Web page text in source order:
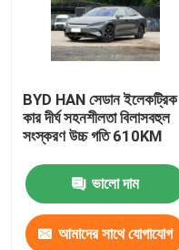
BYD HAN সেডান ইলেকট্রিক
কার দীর্ঘ সহনশীলতা বিলাসবহুল
সংস্করণ উচ্চ গতি 610KM
ভালো দাম
আমাদের সাথে যোগাযোগ